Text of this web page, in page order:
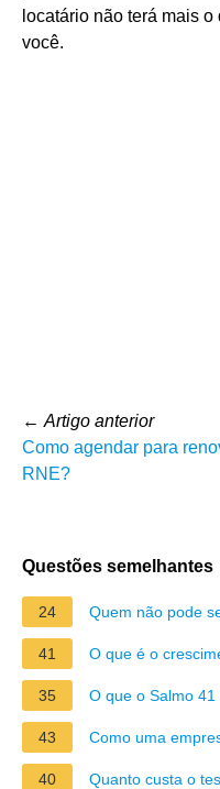
locatário não terá mais
você.
← Artigo anterior
Como agendar para
RNE?
Questões semelhantes
24 Quem não pode
41 O que é o
35 O que o Salmo 41
43 Como uma
40 Quanto custa o